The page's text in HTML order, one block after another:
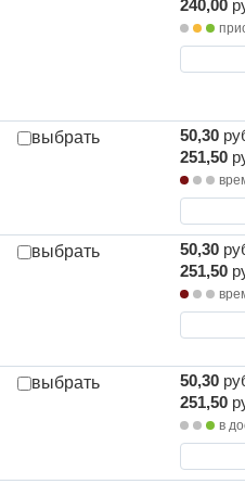
240,00
выбрать 50,30
251,50
выбрать 50,30
251,50
выбрать 50,30
251,50
в